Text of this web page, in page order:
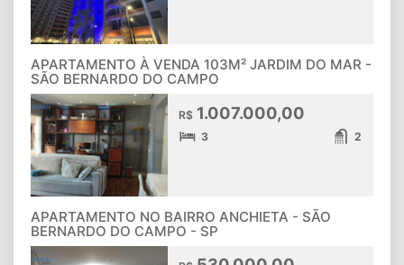
APARTAMENTO À VENDA 103M² JARDIM DO MAR -
SÃO BERNARDO DO CAMPO
R$ 1.007.000,00
3 2
APARTAMENTO NO BAIRRO ANCHIETA - SÃO
BERNARDO DO CAMPO - SP